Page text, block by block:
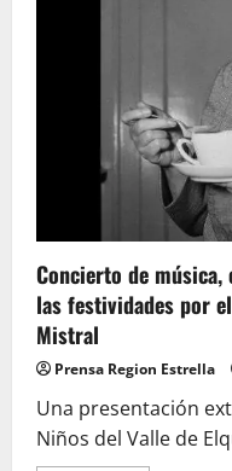
Concierto de
las festividades por
Mistral
Prensa Region Estrella
Una presentación
Niños del Valle de